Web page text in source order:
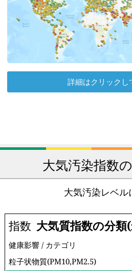
詳細はクリックし
大気汚染指数
大気汚染レベル
指数 大気質指数の分類(
健康影響 / カテゴリ
粒子状物質(PM10,PM2.5)